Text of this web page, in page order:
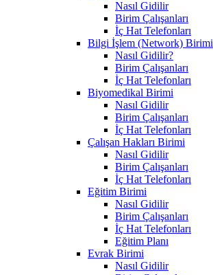
Nasıl Gidilir
Birim Çalışanları
İç Hat Telefonları
Bilgi İşlem (Network) Birimi
Nasıl Gidilir?
Birim Çalışanları
İç Hat Telefonları
Biyomedikal Birimi
Nasıl Gidilir
Birim Çalışanları
İç Hat Telefonları
Çalışan Hakları Birimi
Nasıl Gidilir
Birim Çalışanları
İç Hat Telefonları
Eğitim Birimi
Nasıl Gidilir
Birim Çalışanları
İç Hat Telefonları
Eğitim Planı
Evrak Birimi
Nasıl Gidilir